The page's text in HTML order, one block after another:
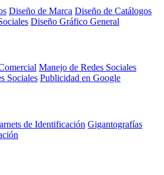
Diseño de Marca Diseño de Catálogos
Diseño Gráfico General
Manejo de Redes Sociales
Sociales Publicidad en Google
de Identificación Gigantografías